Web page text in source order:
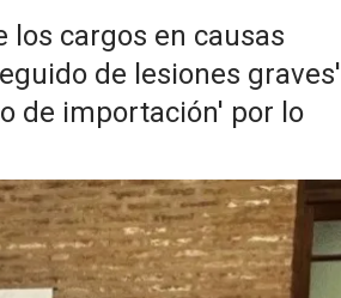
los cargos en causas
de lesiones graves'
de importación' por lo